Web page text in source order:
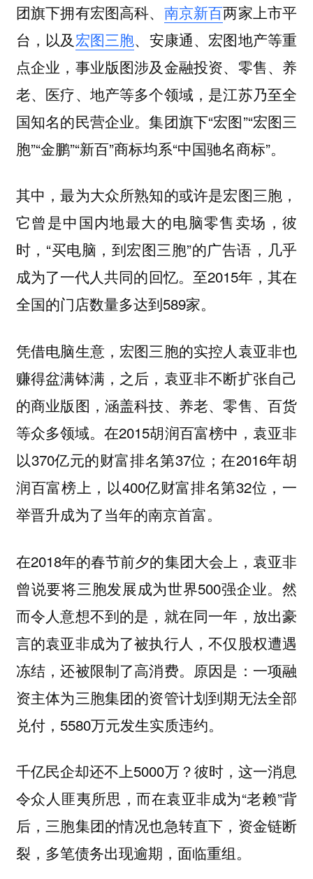
团旗下拥有宏图高科、 南京新百两家上市平
台，以及 宏图三胞、安康通、宏图地产等重
点企业，事业版图涉及金融投资、零售、养
老、医疗、地产等多个领域，是江苏乃至全
国知名的民营企业。集团旗下“宏图”“宏图三
胞”“金鹏”“新百”商标均系“中国驰名商标”。
其中，最为大众所熟知的或许是宏图三胞，
它曾是中国内地最大的电脑零售卖场，彼
时，“买电脑，到宏图三胞”的广告语，几乎
成为了一代人共同的回忆。至2015年，其在
全国的门店数量多达到589家。
凭借电脑生意，宏图三胞的实控人袁亚非也
赚得盆满钵满，之后，袁亚非不断扩张自己
的商业版图，涵盖科技、养老、零售、百货
等众多领域。在2015胡润百富榜中，袁亚非
以370亿元的财富排名第37位；在2016年胡
润百富榜上，以400亿财富排名第32位，一
举晋升成为了当年的南京首富。
在2018年的春节前夕的集团大会上，袁亚非
曾说要将三胞发展成为世界500强企业。然
而令人意想不到的是，就在同一年，放出豪
言的袁亚非成为了被执行人，不仅股权遭遇
冻结，还被限制了高消费。原因是：一项融
资主体为三胞集团的资管计划到期无法全部
兑付，5580万元发生实质违约。
千亿民企却还不上5000万？彼时，这一消息
令众人匪夷所思，而在袁亚非成为“老赖”背
后，三胞集团的情况也急转直下，资金链断
裂，多笔债务出现逾期，面临重组。